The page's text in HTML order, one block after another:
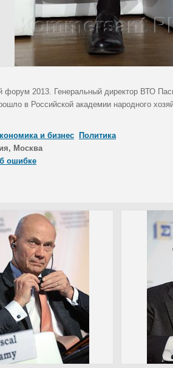
форум 2013. Генеральный директор ВТО
в Российской академии народного
и бизнес Политика
Москва
ошибке